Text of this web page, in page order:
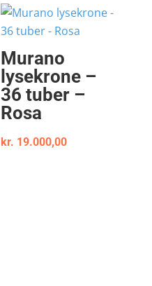
Murano
lysekrone –
36 tuber –
Rosa
kr. 19.000,00